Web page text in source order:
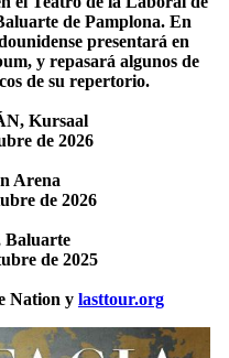
de Pamplona. En
presentará en
y repasará algunos de
de su repertorio.
Kursaal
de 2026
Arena
de 2026
de 2025
Nation y lasttour.org